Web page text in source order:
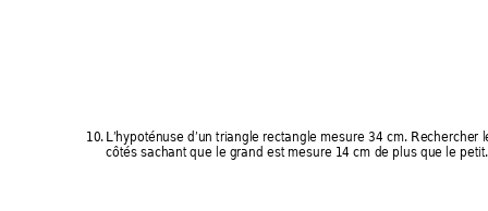
10. L’hypoténuse d’un triangle rectangle mesure 34 cm. Rechercher
côtés sachant que le grand est mesure 14 cm de plus que le